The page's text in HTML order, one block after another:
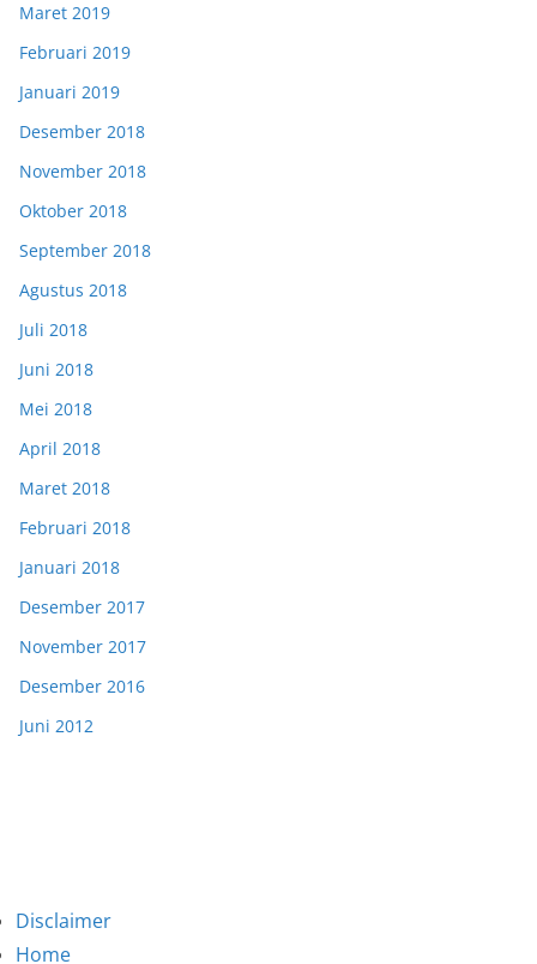
Maret 2019
Februari 2019
Januari 2019
Desember 2018
November 2018
Oktober 2018
September 2018
Agustus 2018
Juli 2018
Juni 2018
Mei 2018
April 2018
Maret 2018
Februari 2018
Januari 2018
Desember 2017
November 2017
Desember 2016
Juni 2012
Disclaimer
Home